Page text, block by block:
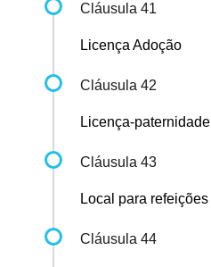
Cláusula 41
Licença Adoção
Cláusula 42
Licença-paternidade
Cláusula 43
Local para refeições
Cláusula 44